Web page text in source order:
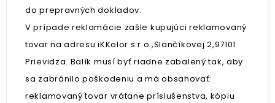
do prepravných dokladov.
V prípade reklamácie zašle kupujúci reklamovaný
tovar na adresu iKKolor s.r.o.,Slančíkovej 2,97101
Prievidza. Balík musí byť riadne zabalený tak, aby
sa zabránilo poškodeniu a má obsahovať:
reklamovaný tovar vrátane príslušenstva, kópiu